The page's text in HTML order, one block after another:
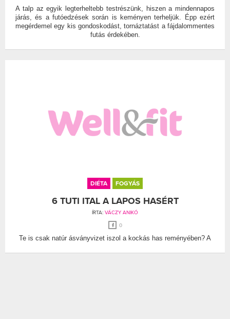
A talp az egyik legterheltebb testrészünk, hiszen a mindennapos
járás, és a futóedzések során is keményen terheljük. Épp ezért
megérdemel egy kis gondoskodást, tornáztatást a fájdalommentes
futás érdekében.
DIÉTA FOGYÁS
6 TUTI ITAL A LAPOS HASÉRT
ÍRTA: VÁCZY ANIKÓ
0
Te is csak natúr ásványvizet iszol a kockás has reményében? A